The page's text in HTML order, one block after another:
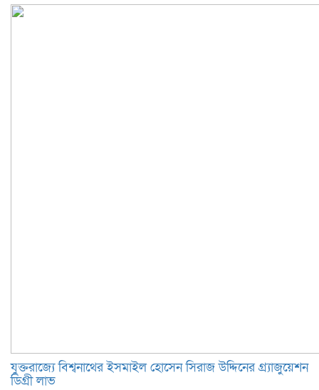
যুক্তরাজ্যে বিশ্বনাথের ইসমাইল হোসেন সিরাজ উদ্দিনের গ্র্যাজুয়েশন
ডিগ্রী লাভ